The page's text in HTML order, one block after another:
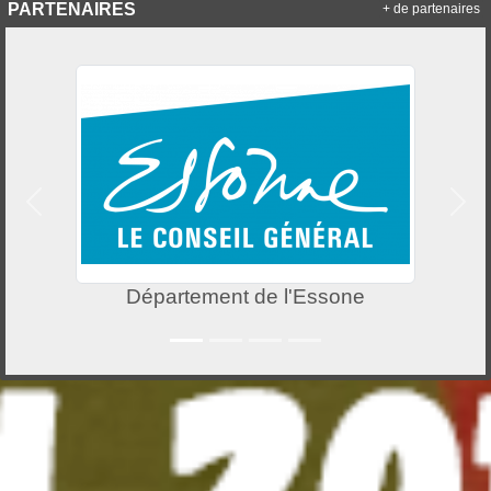
PARTENAIRES
Département de l'Essone
Précedent
+ de partenaires